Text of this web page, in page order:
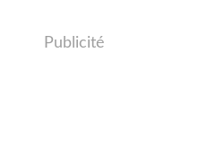
Publicité